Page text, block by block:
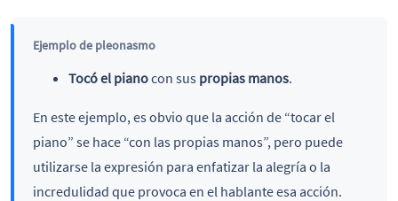
Ejemplo de pleonasmo
Tocó el pianocon sus propias manos.
En este ejemplo, es obvio que la acción de “tocar el
piano” se hace “con las propias manos”, pero puede
utilizarse la expresión para enfatizar la alegría o la
incredulidad que provoca en el hablante esa acción.